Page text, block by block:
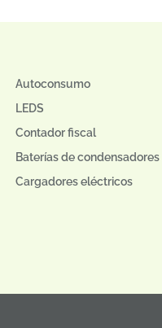
Autoconsumo
LEDS
Contador fiscal
Baterías de condensadores
Cargadores eléctricos